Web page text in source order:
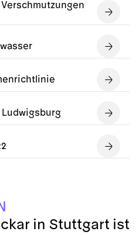
Ludwigsburg
in Stuttgart ist